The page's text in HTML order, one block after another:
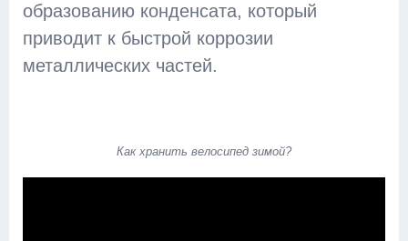
образованию конденсата, который
приводит к быстрой коррозии
металлических частей.
Как хранить велосипед зимой?